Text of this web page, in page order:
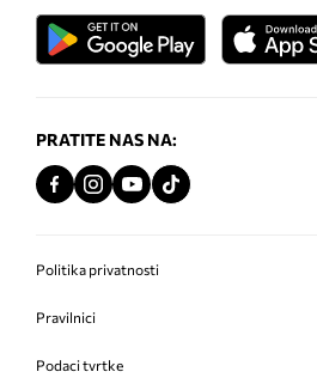
PRATITE NAS NA:
Politika privatnosti
Pravilnici
Podaci tvrtke